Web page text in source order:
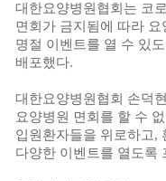
대한요양병원협회는 코
면회가 금지됨에 따라
명절 이벤트를 열 수 있
배포했다.
대한요양병원협회 손덕
요양병원 면회를 할 수
입원환자들을 위로하고,
다양한 이벤트를 열도록